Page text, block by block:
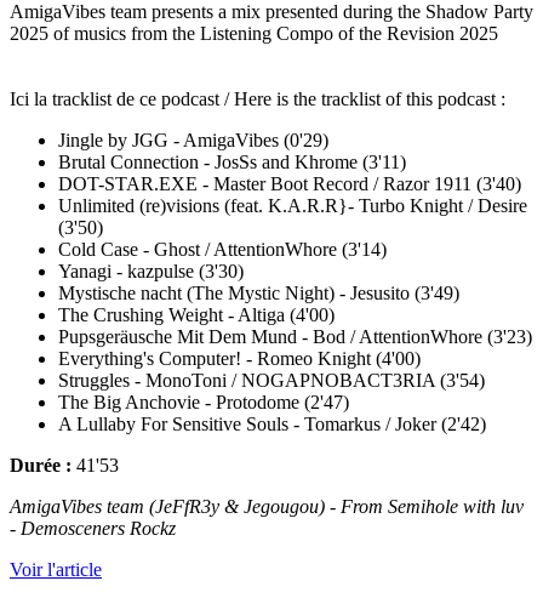
AmigaVibes team presents a mix presented during the Shadow Party
2025 of musics from the Listening Compo of the Revision 2025
Ici la tracklist de ce podcast / Here is the tracklist of this podcast :
Jingle by JGG - AmigaVibes (0'29)
Brutal Connection - JosSs and Khrome (3'11)
DOT-STAR.EXE - Master Boot Record / Razor 1911 (3'40)
Unlimited (re)visions (feat. K.A.R.R}- Turbo Knight / Desire
(3'50)
Cold Case - Ghost / AttentionWhore (3'14)
Yanagi - kazpulse (3'30)
Mystische nacht (The Mystic Night) - Jesusito (3'49)
The Crushing Weight - Altiga (4'00)
Pupsgeräusche Mit Dem Mund - Bod / AttentionWhore (3'23)
Everything's Computer! - Romeo Knight (4'00)
Struggles - MonoToni / NOGAPNOBACT3RIA (3'54)
The Big Anchovie - Protodome (2'47)
A Lullaby For Sensitive Souls - Tomarkus / Joker (2'42)
Durée : 41'53
AmigaVibes team (JeFfR3y & Jegougou) - From Semihole with luv
- Demosceners Rockz
Voir l'article